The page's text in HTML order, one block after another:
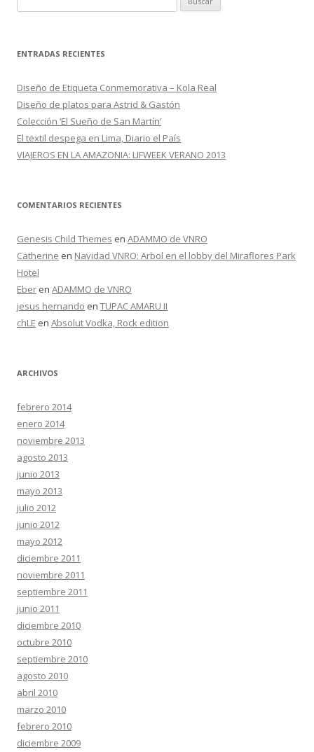
u
c
r
:
ENTRADAS RECIENTES
Diseño de Etiqueta Conmemorativa – Kola Real
Diseño de platos para Astrid & Gastón
Colección ‘El Sueño de San Martín’
El textil despega en Lima, Diario el País
VIAJEROS EN LA AMAZONIA: LIFWEEK VERANO 2013
COMENTARIOS RECIENTES
Genesis Child Themes en ADAMMO de VNRO
Catherine en Navidad VNRO: Arbol en el lobby del Miraflores Park
Hotel
Eber en ADAMMO de VNRO
jesus hernando en TUPAC AMARU II
chLE en Absolut Vodka, Rock edition
ARCHIVOS
febrero 2014
enero 2014
noviembre 2013
agosto 2013
junio 2013
mayo 2013
julio 2012
junio 2012
mayo 2012
diciembre 2011
noviembre 2011
septiembre 2011
junio 2011
diciembre 2010
octubre 2010
septiembre 2010
agosto 2010
abril 2010
marzo 2010
febrero 2010
diciembre 2009